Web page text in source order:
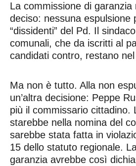
La commissione di
deciso: nessuna espulsione
“dissidenti” del Pd. Il
comunali, che da iscritti al
candidati contro, restano nel
Ma non è tutto. Alla non
un’altra decisione: Peppe
più il commissario cittadino.
starebbe nella nomina del
sarebbe stata fatta in
15 dello statuto regionale.
garanzia avrebbe così